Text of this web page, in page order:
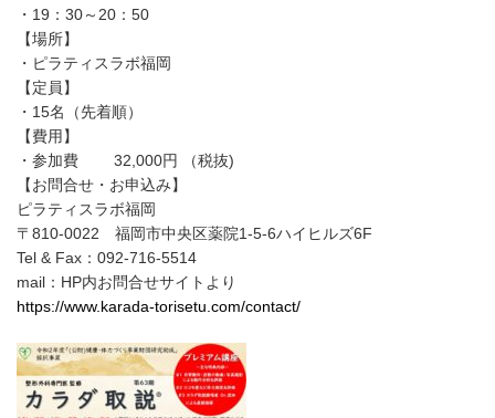
・19：30～20：50
【場所】
・ピラティスラボ福岡
【定員】
・15名（先着順）
【費用】
・参加費 32,000円 （税抜)
【お問合せ・お申込み】
ピラティスラボ福岡
〒810-0022 福岡市中央区薬院1-5-6ハイヒルズ6F
Tel & Fax：092-716-5514
mail：HP内お問合せサイトより
https://www.karada-torisetu.com/contact/